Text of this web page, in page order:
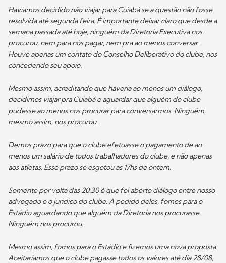
Havíamos decidido não viajar para Cuiabá se a questão não fosse
resolvida até segunda feira. É importante deixar claro que desde a
semana passada até hoje, ninguém da Diretoria Executiva nos
procurou, nem para nós pagar, nem pra ao menos conversar.
Houve apenas um contato do Conselho Deliberativo do clube, nos
concedendo seu apoio.
Mesmo assim, acreditando que haveria ao menos um diálogo,
decidimos viajar pra Cuiabá e aguardar que alguém do clube
pudesse ao menos nos procurar para conversarmos. Ninguém,
mesmo assim, nos procurou.
Demos prazo para que o clube efetuasse o pagamento de ao
menos um salário de todos trabalhadores do clube, e não apenas
aos atletas. Esse prazo se esgotou as 17hs de ontem.
Somente por volta das 20:30 é que foi aberto diálogo entre nosso
advogado e o juridico do clube. A pedido deles, fomos para o
Estádio aguardando que alguém da Diretoria nos procurasse.
Ninguém nos procurou.
Mesmo assim, fomos para o Estádio e fizemos uma nova proposta.
Aceitaríamos que o clube pagasse todos os valores até dia 28/08,